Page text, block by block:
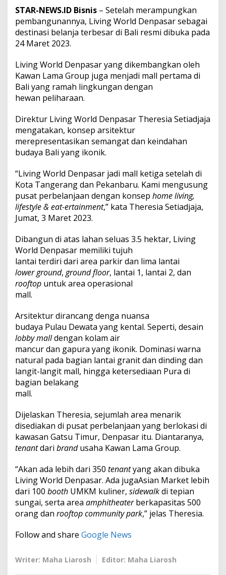
d
i
B
R
e
s
m
i
b
u
k
a
a
d
a
2
4
M
r
e
t
2
0
2
STAR-NEWS.ID Bisnis – Setelah merampungkan
pembangunannya, Living World Denpasar sebagai
destinasi belanja terbesar di Bali resmi dibuka pada
24 Maret 2023.
Living World Denpasar yang dikembangkan oleh
Kawan Lama Group juga menjadi mall pertama di
Bali yang ramah lingkungan dengan
hewan peliharaan.
Direktur Living World Denpasar Theresia Setiadjaja
mengatakan, konsep arsitektur
merepresentasikan semangat dan keindahan
budaya Bali yang ikonik.
“Living World Denpasar jadi mall ketiga setelah di
Kota Tangerang dan Pekanbaru. Kami mengusung
pusat perbelanjaan dengan konsep home living,
lifestyle & eat-ertainment,” kata Theresia Setiadjaja,
Jumat, 3 Maret 2023.
Dibangun di atas lahan seluas 3.5 hektar, Living
World Denpasar memiliki tujuh
lantai terdiri dari area parkir dan lima lantai
lower ground, ground floor, lantai 1, lantai 2, dan
rooftop untuk area operasional
mall.
Arsitektur dirancang denga nuansa
budaya Pulau Dewata yang kental. Seperti, desain
lobby malldengan kolam air
mancur dan gapura yang ikonik. Dominasi warna
natural pada bagian lantai granit dan dinding dan
langit-langit mall, hingga ketersediaan Pura di
bagian belakang
mall.
Dijelaskan Theresia, sejumlah area menarik
disediakan di pusat perbelanjaan yang berlokasi di
kawasan Gatsu Timur, Denpasar itu. Diantaranya,
tenantdari brandusaha Kawan Lama Group.
“Akan ada lebih dari 350 tenantyang akan dibuka
Living World Denpasar. Ada jugaAsian Market lebih
dari 100 booth UMKM kuliner, sidewalkdi tepian
sungai, serta area amphitheaterberkapasitas 500
orang dan rooftop community park,” jelas Theresia.
Follow and share Google News
Writer: Maha Liarosh Editor: Maha Liarosh